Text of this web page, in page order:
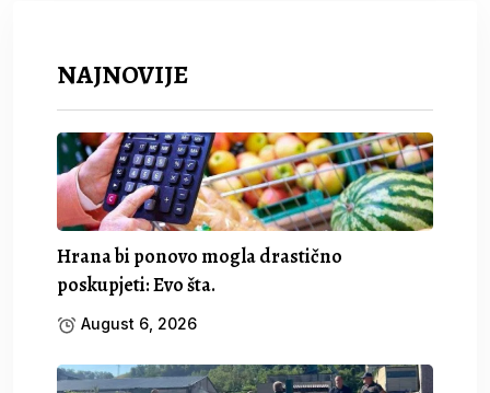
NAJNOVIJE
Hrana bi ponovo mogla drastično
poskupjeti: Evo šta.
August 6, 2026